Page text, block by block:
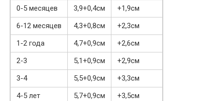
0-5 месяцев
3,9+0,4см
+1,9см
6-12 месяцев
4,3+0,8см
+2,3см
1-2 года
4,7+0,9см
+2,6см
2-3
5,1+0,9см
+2,9см
3-4
5,5+0,9см
+3,3см
4-5 лет
5,7+0,9см
+3,5см